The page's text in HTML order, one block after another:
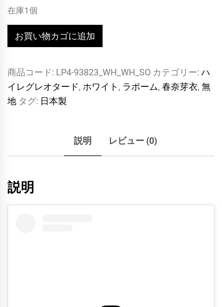
在庫1個
[93823]
モ
キ
ニ
風
ッ
ク
お買い物カゴに追加
商品コード: LP4-93823_WH_WH_SO カテゴリー: ハ
イレグレオタード, ホワイト , ラポーム, 春奈芽衣, 無
地 タグ: 日本製
説明 レビュー (0)
説明